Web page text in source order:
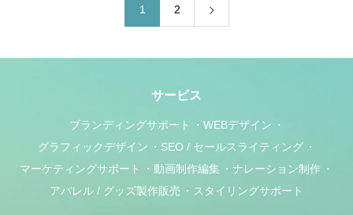
1 2
サービス
ブランディングサポート
WEBデザイン
グラフィックデザイン
SEO / セールスライティング
マーケティングサポート
動画制作編集
ナレーション制作
アパレル / グッズ製作販売
スタイリングサポート